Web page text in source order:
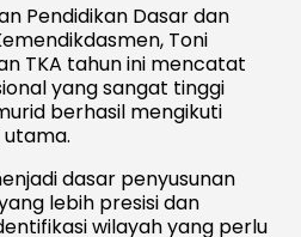
Pendidikan Dasar dan
Toni
TKA tahun ini mencatat
yang sangat tinggi
berhasil mengikuti
dasar penyusunan
lebih presisi dan
wilayah yang perlu